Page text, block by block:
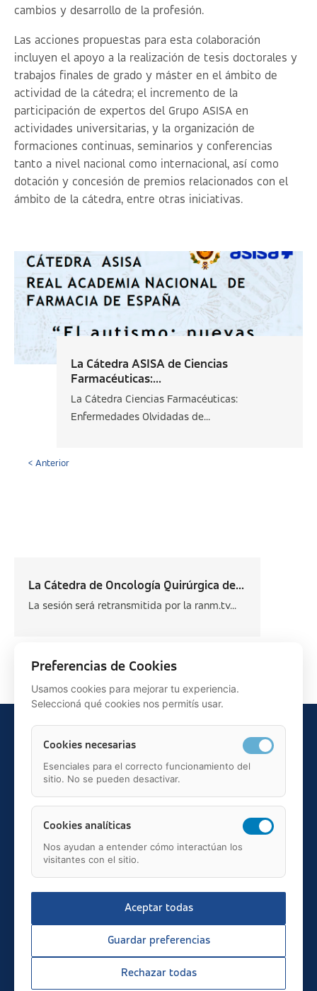
cambios y desarrollo de la profesión.
Las acciones propuestas para esta colaboración
incluyen el apoyo a la realización de tesis doctorales y
trabajos finales de grado y máster en el ámbito de
actividad de la cátedra; el incremento de la
participación de expertos del Grupo ASISA en
actividades universitarias, y la organización de
formaciones continuas, seminarios y conferencias
tanto a nivel nacional como internacional, así como
dotación y concesión de premios relacionados con el
ámbito de la cátedra, entre otras iniciativas.
La Cátedra ASISA de Ciencias
Farmacéuticas:...
La Cátedra Ciencias Farmacéuticas:
Enfermedades Olvidadas de...
< Anterior
La Cátedra de Oncología Quirúrgica de...
La sesión será retransmitida por la ranm.tv...
Teléfono: 91 595 75 00
c/ Juan Ignacio Luca de Tena, 12, 28027, Madrid
Mail: fundacion.asisa@asisa.es
Política de Cookies
Preferencias de Cookies
Usamos cookies para mejorar tu experiencia.
Seleccioná qué cookies nos permitís usar.
Cookies necesarias
Esenciales para el correcto funcionamiento del
sitio. No se pueden desactivar.
Cookies analíticas
Nos ayudan a entender cómo interactúan los
visitantes con el sitio.
Aceptar todas
Guardar preferencias
Rechazar todas